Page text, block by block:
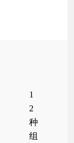
1
2
种
组